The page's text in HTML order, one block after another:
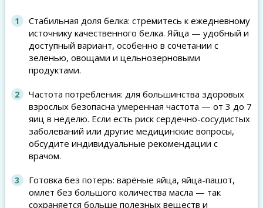
Стабильная доля белка: стремитесь к ежедневному
источнику качественного белка. Яйца — удобный и
доступный вариант, особенно в сочетании с
зеленью, овощами и цельнозерновыми
продуктами.
Частота потребления: для большинства здоровых
взрослых безопасна умеренная частота — от 3 до 7
яиц в неделю. Если есть риск сердечно-сосудистых
заболеваний или другие медицинские вопросы,
обсудите индивидуальные рекомендации с
врачом.
Готовка без потерь: варёные яйца, яйца-пашот,
омлет без большого количества масла — так
сохраняется больше полезных веществ и